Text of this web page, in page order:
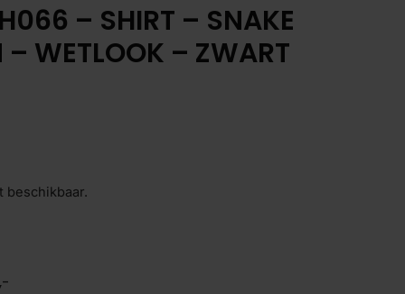
– SHIRT – SNAKE
WETLOOK – ZWART
beschikbaar.